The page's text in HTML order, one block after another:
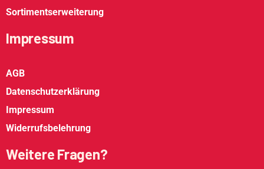
Sortimentserweiterung
Impressum
AGB
Datenschutzerklärung
Impressum
Widerrufsbelehrung
Weitere Fragen?